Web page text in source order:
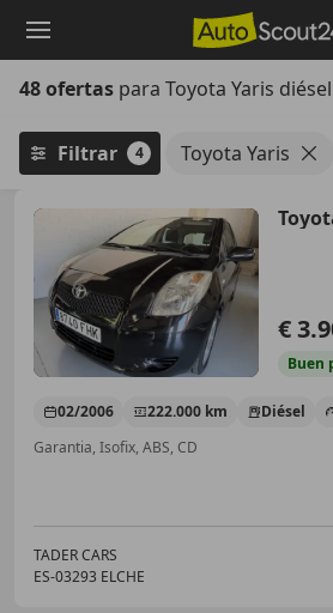
principal
48 ofertas para Toyota Yaris diésel
Filtrar 4 Toyota Yaris
€
Buen
02/2006 222.000 km Diésel
Garantia, Isofix, ABS, CD
TADER CARS
ES-03293 ELCHE